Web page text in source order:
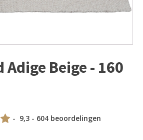
Beige - 160
- 9,3 - 604 beoordelingen